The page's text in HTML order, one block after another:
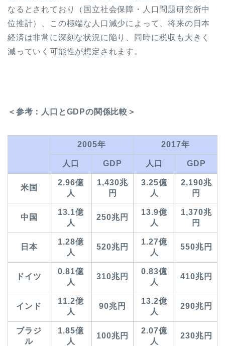
なるとされており（国立社会保障・人口問題研究所中
位推計）、この極端な人口減少によって、将来の日本
経済は非常に深刻な状況に陥り、同時に税収も大きく
減っていく可能性が想定されます。
＜参考：人口とGDPの関係比較＞
2005年 2017年
人口 GDP 人口 GDP
米国
2.96億
人
1,430兆
円
3.25億
人
2,190兆
円
中国
13.1億
人
250兆円
13.9億
人
1,370兆
円
日本
1.28億
人
520兆円
1.27億
人
550兆円
ドイツ
0.81億
人
310兆円
0.83億
人
410兆円
インド
11.2億
人
90兆円
13.2億
人
290兆円
ブラジ
ル
1.85億
人
100兆円
2.07億
人
230兆円